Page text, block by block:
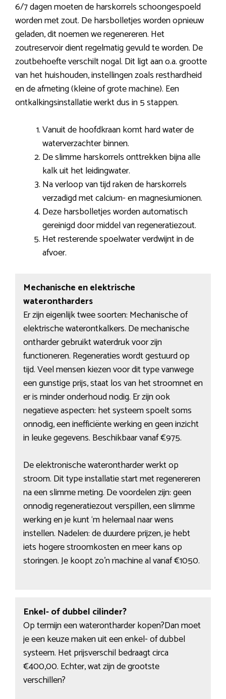
6/7 dagen moeten de harskorrels schoongespoeld
worden met zout. De harsbolletjes worden opnieuw
geladen, dit noemen we regenereren. Het
zoutreservoir dient regelmatig gevuld te worden. De
zoutbehoefte verschilt nogal. Dit ligt aan o.a. grootte
van het huishouden, instellingen zoals resthardheid
en de afmeting (kleine of grote machine). Een
ontkalkingsinstallatie werkt dus in 5 stappen.
Vanuit de hoofdkraan komt hard water de
waterverzachter binnen.
De slimme harskorrels onttrekken bijna alle
kalk uit het leidingwater.
Na verloop van tijd raken de harskorrels
verzadigd met calcium- en magnesiumionen.
Deze harsbolletjes worden automatisch
gereinigd door middel van regeneratiezout.
Het resterende spoelwater verdwijnt in de
afvoer.
Mechanische en elektrische
waterontharders
Er zijn eigenlijk twee soorten: Mechanische of
elektrische waterontkalkers. De mechanische
ontharder gebruikt waterdruk voor zijn
functioneren. Regeneraties wordt gestuurd op
tijd. Veel mensen kiezen voor dit type vanwege
een gunstige prijs, staat los van het stroomnet en
er is minder onderhoud nodig. Er zijn ook
negatieve aspecten: het systeem spoelt soms
onnodig, een inefficiënte werking en geen inzicht
in leuke gegevens. Beschikbaar vanaf €975.
De elektronische waterontharder werkt op
stroom. Dit type installatie start met regenereren
na een slimme meting. De voordelen zijn: geen
onnodig regeneratiezout verspillen, een slimme
werking en je kunt ‘m helemaal naar wens
instellen. Nadelen: de duurdere prijzen, je hebt
iets hogere stroomkosten en meer kans op
storingen. Je koopt zo’n machine al vanaf €1050.
Enkel- of dubbel cilinder?
Op termijn een waterontharder kopen?Dan moet
je een keuze maken uit een enkel- of dubbel
systeem. Het prijsverschil bedraagt circa
€400,00. Echter, wat zijn de grootste
verschillen?